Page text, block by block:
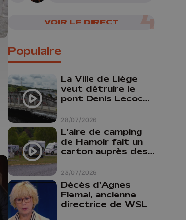
VOIR LE DIRECT
Populaire
28/07/2026
La Ville de Liège
veut détruire le
pont Denis Lecocq
budget pour le
faire
23/07/2026
L'aire de camping
de Hamoir fait un
carton auprès des
Décès d'Agnes
Flemal, ancienne
directrice de WSL